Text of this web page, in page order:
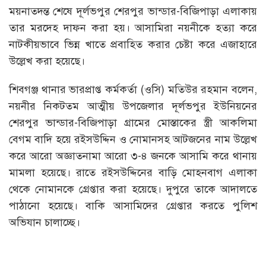
ময়নাতদন্ত শেষে দূর্লভপুর শেরপুর ভান্ডার-বিজিপাড়া এলাকায়
তার মরদেহ দাফন করা হয়। আসামিরা নয়নীকে হত্যা করে
নাটকীয়ভাবে ভিন্ন খাতে প্রবাহিত করার চেষ্টা করে এজাহারে
উল্লেখ করা হয়েছে।
শিবগঞ্জ থানার ভারপ্রাপ্ত কর্মকর্তা (ওসি) মতিউর রহমান বলেন,
নয়নীর নিকটতম আত্মীয় উপজেলার দূর্লভপুর ইউনিয়নের
শেরপুর ভান্ডার-বিজিপাড়া গ্রামের মোস্তাকের স্ত্রী আকলিমা
বেগম বাদি হয়ে রইসউদ্দিন ও নোমানসহ আটজনের নাম উল্লেখ
করে আরো অজ্ঞাতনামা আরো ৩-৪ জনকে আসামি করে থানায়
মামলা হয়েছে। রাতে রইসউদ্দিনের বাড়ি মোহনবাগ এলাকা
থেকে নোমানকে গ্রেপ্তার করা হয়েছে। দুপুরে তাকে আদালতে
পাঠানো হয়েছে। বাকি আসামিদের গ্রেপ্তার করতে পুলিশ
অভিযান চালাচ্ছে।